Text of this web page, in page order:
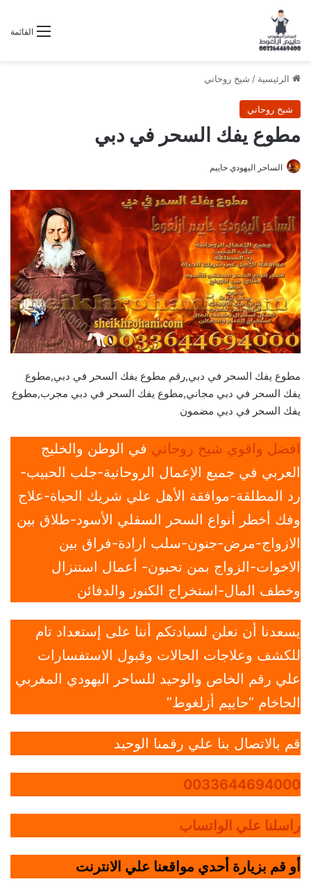
القائمة
الرئيسية / شيخ روحاني
شيخ روحاني
مطوع يفك السحر في دبي
الساحر اليهودي حاييم
مطوع يفك السحر في دبي,رقم مطوع يفك السحر في دبي,مطوع
يفك السحر في دبي مجاني,مطوع يفك السحر في دبي مجرب,مطوع
يفك السحر في دبي مضمون
افضل واقوي شيخ روحاني في الوطن والخليج
العربي في جميع الإعمال الروحانية-جلب الحبيب-
رد المطلقة-موافقة الأهل علي شريك الحياة-علاج
وفك أخطر أنواع السحر السفلي الأسود-طلاق بين
الازواج-مرض-جنون-سلب ارادة-فراق بين
الاخوات-الزواج بمن تحبون- أعمال استنزال
وخطف المال-استخراج الكنوز والدفائن
يسعدنا أن نعلن لسيادتكم أننا على إستعداد تام
للكشف وعلاجات الحالات وقبول الاستفسارات
علي رقم الخاص والوحيد للساحر اليهودي المغربي
الحاخام “حاييم أزلغوط”
قم بالاتصال بنا علي رقمنا الوحيد
0033644694000
راسلنا علي الواتساب
أو قم بزيارة أحدي مواقعنا علي الانترنت